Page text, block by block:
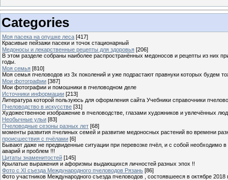
Categories
Моя пасека на опушке леса [417]
Красивые пейзажи пасеки и точок стационарный
Медоносы и лекарственные рецепты для здоровья [206]
В этом разделе собраны наиболее распространённых медоносов и рецепты из них
годы.
Моя семья [810]
Моя семья пчеловодов из 3х поколений и уже подрастают правнуки которых будем
Мои фотографии [387]
Мои фотографии и помошники в пчеловодном деле
Источники информации [213]
Литература которой пользуюсь для оформления сайта Учебники справочники
Пчеловодство в искусстве [31]
Художественное изображение в пчеловодстве, глазами художников и увлечённых
Необычные ульи [83]
Пчеловодные сезоны разных лет [68]
моменты развития пчелиных семей и развитие медоносных растений во времени
происшествия с пчёлами [6]
Бывают даже не предвиденные ситуации при перевозке пчёл, и с собой необходимо
аварий и проблем !!!
Цитаты знаменитостей [145]
Крылатые выражения и афоризмы выдающихся личностей разных эпох !!
Фото с XI съезда Международного пчеловодов Рязань [86]
Фото участников Международного съезда пчеловодов , состоявшееся в октябре 2018